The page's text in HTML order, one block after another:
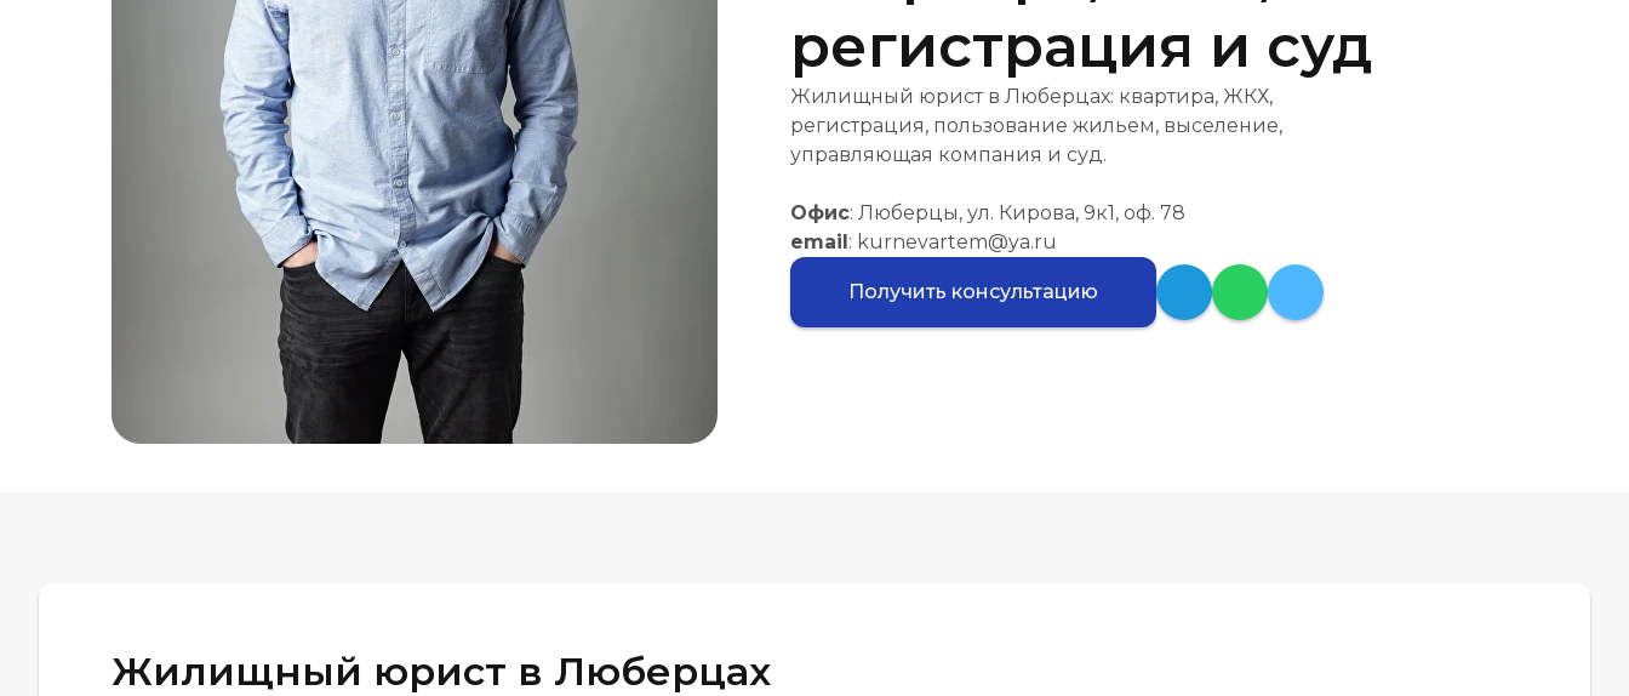
регистрация и суд
Жилищный юрист в Люберцах: квартира, ЖКХ,
регистрация, пользование жильем, выселение,
управляющая компания и суд.
Офис: Люберцы, ул. Кирова, 9к1, оф. 78
email: kurnevartem@ya.ru
Получить консультацию
Жилищный юрист в Люберцах